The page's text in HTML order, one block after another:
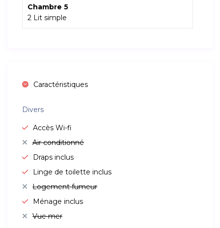
Chambre 5
2 Lit simple
Caractéristiques
Divers
Accès Wi-fi
Air conditionné
Draps inclus
Linge de toilette inclus
Logement fumeur
Ménage inclus
Vue mer